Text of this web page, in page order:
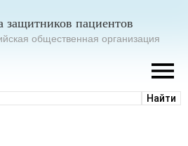
защитников пациентов
общественная организация